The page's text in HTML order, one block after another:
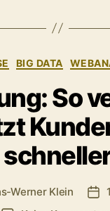
BIG DATA
So
Werner Klein